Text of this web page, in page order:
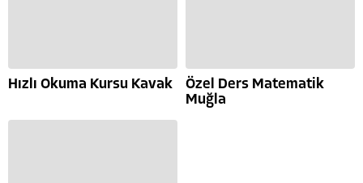
Hızlı Okuma Kursu Kavak
Özel Ders Matematik
Muğla